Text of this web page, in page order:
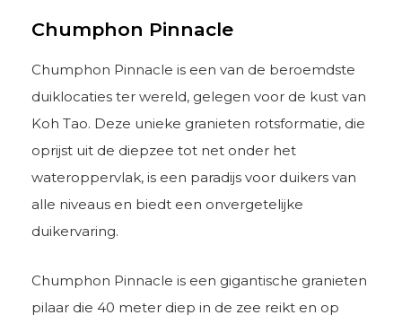
Chumphon Pinnacle
Chumphon Pinnacle is een van de beroemdste
duiklocaties ter wereld, gelegen voor de kust van
Koh Tao. Deze unieke granieten rotsformatie, die
oprijst uit de diepzee tot net onder het
wateroppervlak, is een paradijs voor duikers van
alle niveaus en biedt een onvergetelijke
duikervaring.
Chumphon Pinnacle is een gigantische granieten
pilaar die 40 meter diep in de zee reikt en op